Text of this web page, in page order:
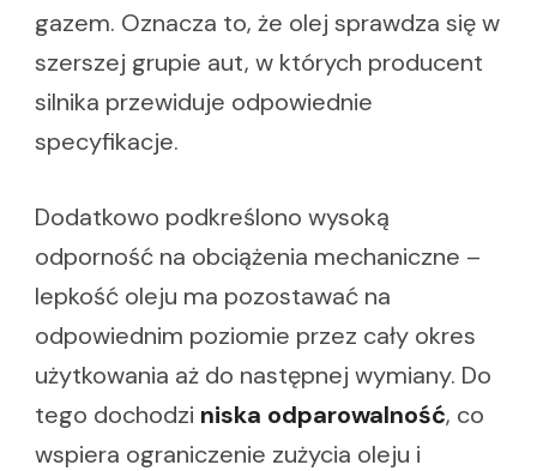
gazem. Oznacza to, że olej sprawdza się w
szerszej grupie aut, w których producent
silnika przewiduje odpowiednie
specyfikacje.
Dodatkowo podkreślono wysoką
odporność na obciążenia mechaniczne –
lepkość oleju ma pozostawać na
odpowiednim poziomie przez cały okres
użytkowania aż do następnej wymiany. Do
tego dochodzi niska odparowalność, co
wspiera ograniczenie zużycia oleju i